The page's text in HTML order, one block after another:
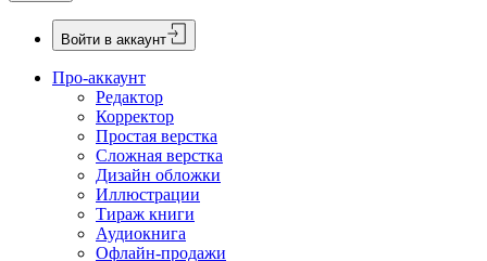
Войти в аккаунт
Про-аккаунт
Редактор
Корректор
Простая верстка
Сложная верстка
Дизайн обложки
Иллюстрации
Тираж книги
Аудиокнига
Офлайн-продажи